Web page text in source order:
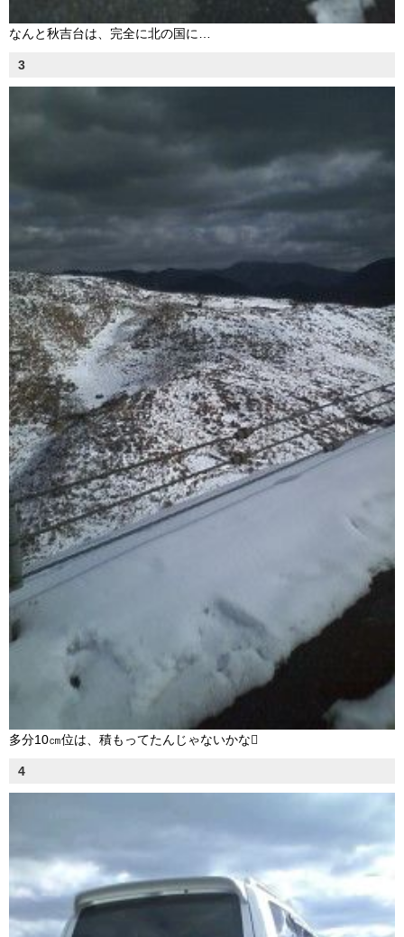
なんと秋吉台は、完全に北の国に…
3
多分10㎝位は、積もってたんじゃないかな
4